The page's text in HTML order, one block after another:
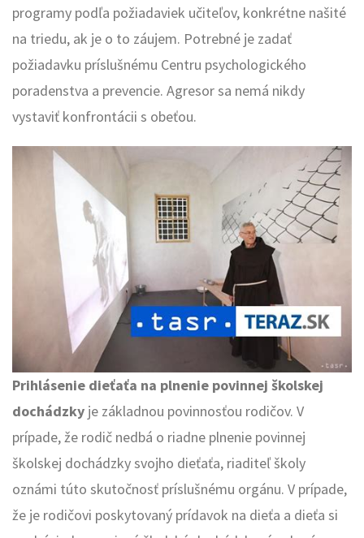
programy podľa požiadaviek učiteľov, konkrétne našité
na triedu, ak je o to záujem. Potrebné je zadať
požiadavku príslušnému Centru psychologického
poradenstva a prevencie. Agresor sa nemá nikdy
vystaviť konfrontácii s obeťou.
Prihlásenie dieťaťa na plnenie povinnej školskej
dochádzky je základnou povinnosťou rodičov. V
prípade, že rodič nedbá o riadne plnenie povinnej
školskej dochádzky svojho dieťaťa, riaditeľ školy
oznámi túto skutočnosť príslušnému orgánu. V prípade,
že je rodičovi poskytovaný prídavok na dieťa a dieťa si